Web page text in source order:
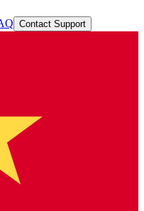
Contact Support